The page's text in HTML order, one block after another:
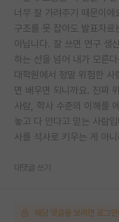
너무 잘 가려주기 때문이
구조를 못 잡아도 발표자
아닙니다. 잘 쓰면 연구 생
하는 선을 넘어 내가 모른
대학원에서 정말 위험한
면 배우면 되니까요. 진짜
사람, 학사 수준의 이해를
놓고 다 안다고 믿는 사람
사를 석사로 키우는 게 아
대댓글 쓰기
해당 댓글을 보려면 로그